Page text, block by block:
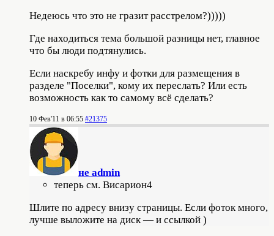
Недеюсь что это не гразит расстрелом?)))))
Где находиться тема большой разницы нет, главное
что бы люди подтянулись.
Если наскребу инфу и фотки для размещения в
разделе "Поселки", кому их переслать? Или есть
возможность как то самому всё сделать?
10 Фев'11 в 06:55 #21375
не admin
теперь см. Висариoн4
Шлите по адресу внизу страницы. Если фоток много,
лучше выложите на диск — и ссылкой )